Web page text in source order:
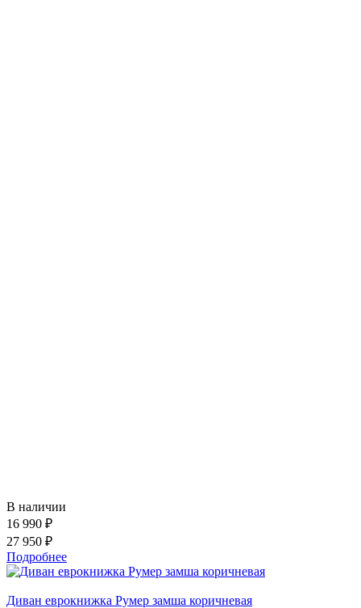
В наличии
16 990 ₽
27 950 ₽
Подробнее
Диван еврокнижка Румер замша коричневая